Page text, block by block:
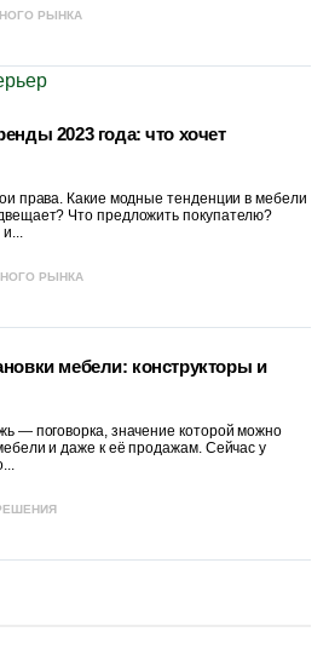
РЫНКА
2023 года: что хочет
права. Какие модные тенденции в мебели
Что предложить покупателю?
РЫНКА
мебели: конструкторы и
— поговорка, значение которой можно
и даже к её продажам. Сейчас у